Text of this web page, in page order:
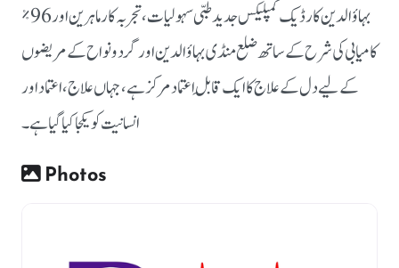
بہاؤالدین کارڈیک کمپلیکس جدید طبی سہولیات، تجربہ کار ماہرین اور 96٪
کامیابی کی شرح کے ساتھ ضلع منڈی بہاؤالدین اور گرد و نواح کے مریضوں
کے لیے دل کے علاج کا ایک قابلِ اعتماد مرکز ہے، جہاں علاج، اعتماد اور
انسانیت کو یکجا کیا گیا ہے۔
Photos